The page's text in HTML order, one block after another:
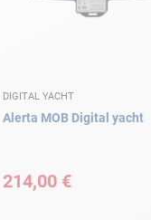
DIGITAL YACHT
Alerta MOB Digital yacht
214,00 €